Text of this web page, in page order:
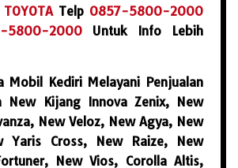
Telp 0857-5800-2000
5800-2000Untuk Info Lebih
Mobil Kediri Melayani Penjualan
New Kijang Innova Zenix, New
New Veloz, New Agya, New
Yaris Cross, New Raize, New
New Vios, Corolla Altis,